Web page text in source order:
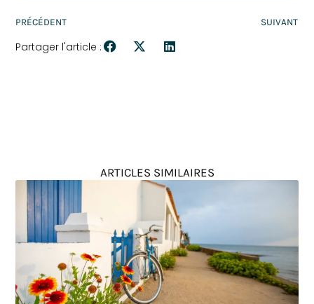
PRÉCÉDENT SUIVANT
Partager l'article :
ARTICLES SIMILAIRES